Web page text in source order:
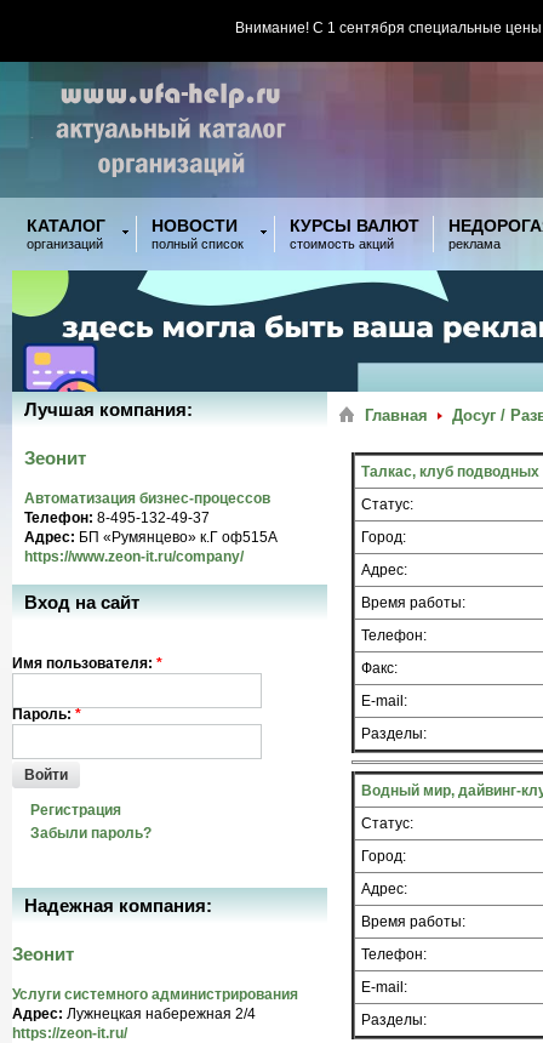
Внимание! С 1 сентября специальные
КАТАЛОГ
организаций
НОВОСТИ
полный список
КУРСЫ ВАЛЮТ
стоимость акций реклама
Главная Досуг /
Талкас, клуб подводных
Статус:
Город:
Адрес:
Время работы:
Телефон:
Факс:
E-mail:
Разделы:
Водный мир, дайвинг-
Статус:
Город:
Адрес:
Время работы:
Телефон:
E-mail:
Разделы:
Лучшая компания:
Зеонит
Автоматизация бизнес-процессов
Телефон: 8-495-132-49-37
Адрес: БП «Румянцево» к.Г оф515A
https://www.zeon-it.ru/company/
Вход на сайт
Имя пользователя: *
Пароль: *
Войти
Регистрация
Забыли пароль?
Надежная компания:
Зеонит
Услуги системного администрирования
Адрес: Лужнецкая набережная 2/4
https://zeon-it.ru/